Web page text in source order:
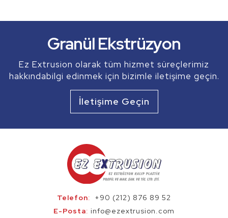
Boru Ekstrüzyon
Granül Ekstrüzyon
ve daha fazlası...
Ez Extrusion
Profil Ekstrüzyon
Ez Extrusion olarak tüm hizmet süreçlerimiz
hakkındabilgi edinmek için bizimle iletişime geçin.
İletişime Geçin
Telefon: +90 (212) 876 89 52
E-Posta: info@ezextrusion.com